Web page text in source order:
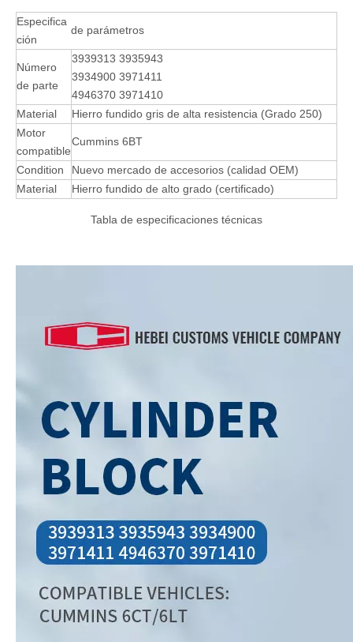
Especifica
ción
de parámetros
Número
de parte
3939313 3935943
3934900 3971411
4946370 3971410
Material
Hierro fundido gris de alta resistencia (Grado 250)
Motor
compatible
Cummins 6BT
Condition
Nuevo mercado de accesorios (calidad OEM)
Material
Hierro fundido de alto grado (certificado)
Tabla de especificaciones técnicas